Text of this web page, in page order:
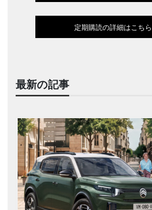
定期購読の詳細はこちら
最新の記事